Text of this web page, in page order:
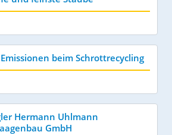
beim Schrottrecycling
Hermann Uhlmann
GmbH